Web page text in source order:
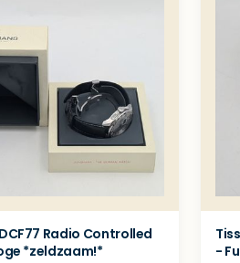
Radio Controlled
*zeldzaam!*
-